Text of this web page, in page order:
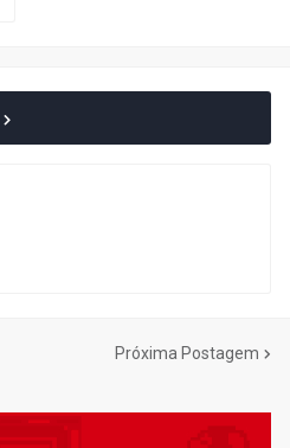
Próxima Postagem